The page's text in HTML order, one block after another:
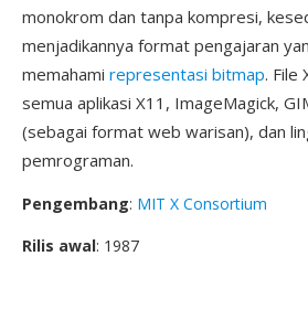
monokrom dan tanpa kompresi,
menjadikannya format pengajaran
memahami representasi bitmap. File
semua aplikasi X11, ImageMagick,
(sebagai format web warisan), dan
pemrograman.
Pengembang: MIT X Consortium
Rilis awal: 1987